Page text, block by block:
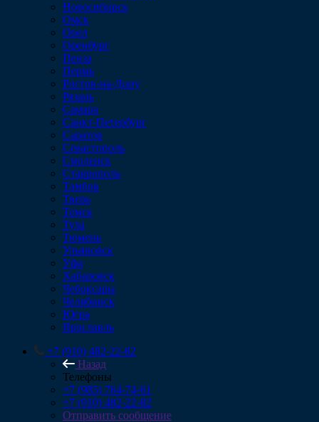
Новосибирск
Омск
Орел
Оренбург
Пенза
Пермь
Ростов-на-Дону
Рязань
Самара
Санкт-Петербург
Саратов
Севастополь
Смоленск
Ставрополь
Тамбов
Тверь
Томск
Тула
Тюмень
Ульяновск
Уфа
Хабаровск
Чебоксары
Челябинск
Югра
Ярославль
+7 (910) 482-22-82
Назад
Телефоны
+7 (985) 764-74-61
+7 (910) 482-22-82
Отправить сообщение